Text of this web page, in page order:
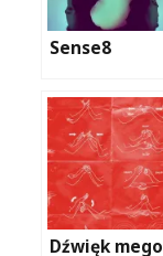
Sense8
Dźwięk mego